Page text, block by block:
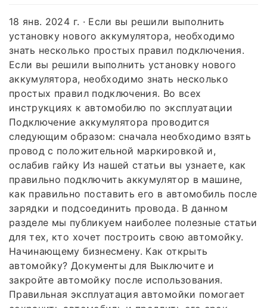
18 янв. 2024 г. · Если вы решили выполнить
установку нового аккумулятора, необходимо
знать несколько простых правил подключения.
Если вы решили выполнить установку нового
аккумулятора, необходимо знать несколько
простых правил подключения. Во всех
инструкциях к автомобилю по эксплуатации
Подключение аккумулятора проводится
следующим образом: сначала необходимо взять
провод с положительной маркировкой и,
ослабив гайку Из нашей статьи вы узнаете, как
правильно подключить аккумулятор в машине,
как правильно поставить его в автомобиль после
зарядки и подсоединить провода. В данном
разделе мы публикуем наиболее полезные статьи
для тех, кто хочет построить свою автомойку.
Начинающему бизнесмену. Как открыть
автомойку? Документы для Выключите и
закройте автомойку после использования.
Правильная эксплуатация автомойки помогает